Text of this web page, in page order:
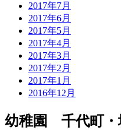
2017年7月
2017年6月
2017年5月
2017年4月
2017年3月
2017年2月
2017年1月
2016年12月
幼稚園 千代町・